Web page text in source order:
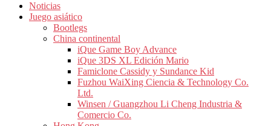
Noticias
Juego asiático
Bootlegs
China continental
iQue Game Boy Advance
iQue 3DS XL Edición Mario
Famiclone Cassidy y Sundance Kid
Fuzhou WaiXing Ciencia & Technology Co.
Ltd.
Winsen / Guangzhou Li Cheng Industria &
Comercio Co.